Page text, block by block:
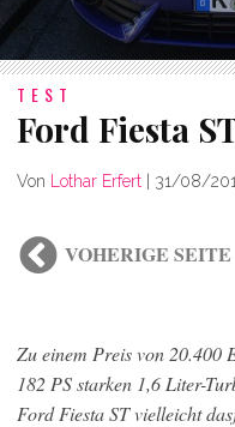
TEST
Ford Fiesta
Von Lothar Erfert | 31/08/
VOHERIGE SEITE
Zu einem Preis von 20.400
182 PS starken 1,6 Liter-
Ford Fiesta ST vielleicht